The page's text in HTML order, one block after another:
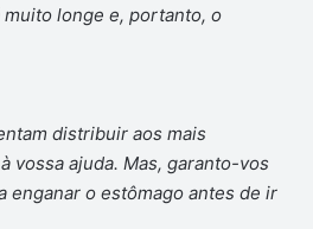
longe e, portanto, o
distribuir aos mais
vossa ajuda. Mas, garanto-vos
enganar o estômago antes de ir